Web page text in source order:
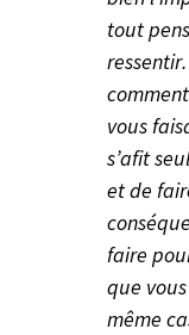
tout
vous
s’afit
et de
faire
que
même